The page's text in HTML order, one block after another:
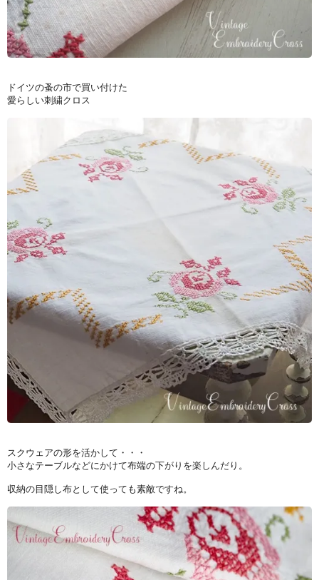
ドイツの蚤の市で買い付けた
愛らしい刺繍クロス
スクウェアの形を活かして・・・
小さなテーブルなどにかけて布端の下がりを楽しんだり。
収納の目隠し布として使っても素敵ですね。